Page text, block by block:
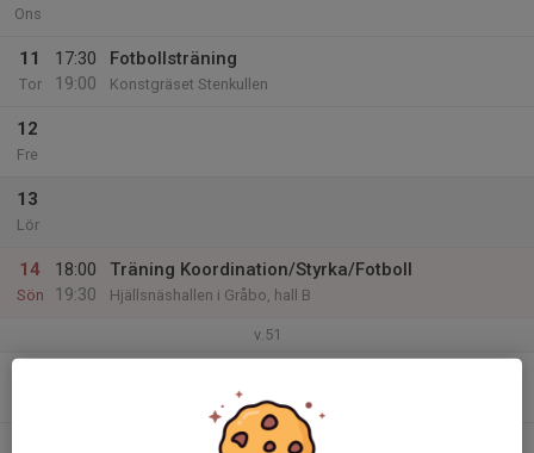
Ons
11
Tor
17:30
19:00
Fotbollsträning
Konstgräset Stenkullen
12
Fre
13
Lör
14
Sön
18:00
19:30
Träning Koordination/Styrka/Fotboll
Hjällsnäshallen i Gråbo, hall B
v.51
Konstgräset Stenkullen